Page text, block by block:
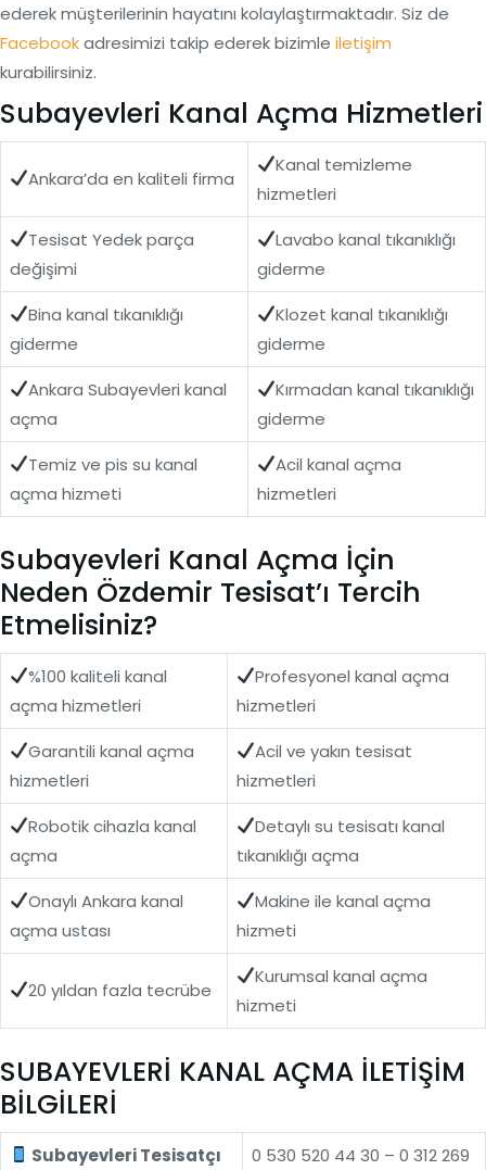
ederek müşterilerinin hayatını kolaylaştırmaktadır. Siz de
Facebookadresimizi takip ederek bizimle iletişim
kurabilirsiniz.
Subayevleri Kanal Açma Hizmetleri
Ankara’da en kaliteli firma
Kanal temizleme
hizmetleri
Tesisat Yedek parça
değişimi
Lavabo kanal tıkanıklığı
giderme
Bina kanal tıkanıklığı
giderme
Klozet kanal tıkanıklığı
giderme
Ankara Subayevleri kanal
açma
Kırmadan kanal tıkanıklığı
giderme
Temiz ve pis su kanal
açma hizmeti
Acil kanal açma
hizmetleri
Subayevleri Kanal Açma İçin
Neden Özdemir Tesisat’ı Tercih
Etmelisiniz?
%100 kaliteli kanal
açma hizmetleri
Profesyonel kanal açma
hizmetleri
Garantili kanal açma
hizmetleri
Acil ve yakın tesisat
hizmetleri
Robotik cihazla kanal
açma
Detaylı su tesisatı kanal
tıkanıklığı açma
Onaylı Ankara kanal
açma ustası
Makine ile kanal açma
hizmeti
20 yıldan fazla tecrübe
Kurumsal kanal açma
hizmeti
SUBAYEVLERİ KANAL AÇMA İLETİŞİM
BİLGİLERİ
Subayevleri Tesisatçı 0 530 520 44 30 – 0 312 269